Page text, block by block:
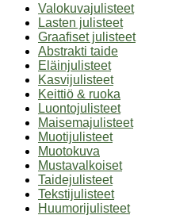
Valokuvajulisteet
Lasten julisteet
Graafiset julisteet
Abstrakti taide
Eläinjulisteet
Kasvijulisteet
Keittiö & ruoka
Luontojulisteet
Maisemajulisteet
Muotijulisteet
Muotokuva
Mustavalkoiset
Taidejulisteet
Tekstijulisteet
Huumorijulisteet